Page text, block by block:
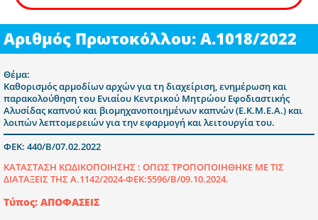
Αριθμός Πρωτοκόλλου: Α.1018/2022
Θέμα:
Καθορισμός αρμοδίων αρχών για τη διαχείριση, ενημέρωση και
παρακολούθηση του Ενιαίου Κεντρικού Μητρώου Εφοδιαστικής
Αλυσίδας καπνού και βιομηχανοποιημένων καπνών (Ε.Κ.Μ.Ε.Α.) και
λοιπών λεπτομερειών για την εφαρμογή και λειτουργία του.
ΦΕΚ: 440/Β/07.02.2022
ΚΑΤΑΣΤΑΣΗ ΚΩΔΙΚΟΠΟΙΗΣΗΣ : ΟΠΩΣ ΤΡΟΠΟΠΟΙΗΘΗΚΕ ΜΕ ΤΙΣ
ΔΙΑΤΑΞΕΙΣ ΤΗΣ Α.1142/2024-ΦΕΚ:5596/Β/09.10.2024.
Τύπος: ΑΠΟΦΑΣΕΙΣ